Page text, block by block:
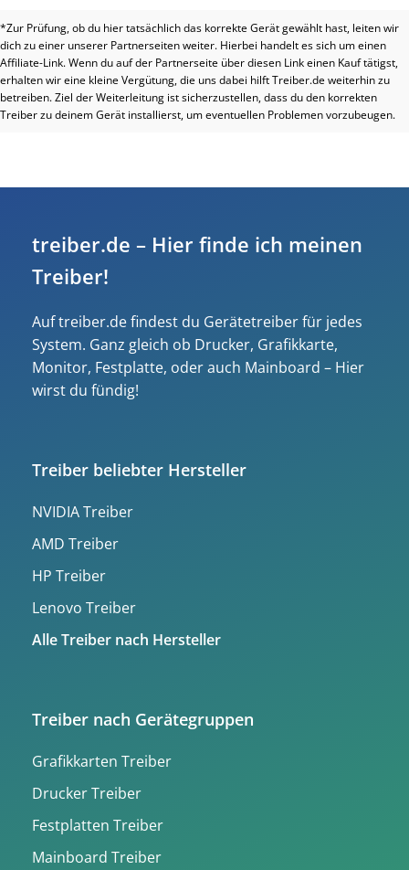
*Zur Prüfung, ob du hier tatsächlich das korrekte Gerät gewählt hast, leiten wir
dich zu einer unserer Partnerseiten weiter. Hierbei handelt es sich um einen
Affiliate-Link. Wenn du auf der Partnerseite über diesen Link einen Kauf tätigst,
erhalten wir eine kleine Vergütung, die uns dabei hilft Treiber.de weiterhin zu
betreiben. Ziel der Weiterleitung ist sicherzustellen, dass du den korrekten
Treiber zu deinem Gerät installierst, um eventuellen Problemen vorzubeugen.
treiber.de – Hier finde ich meinen
Treiber!
Auf treiber.de findest du Gerätetreiber für jedes
System. Ganz gleich ob Drucker, Grafikkarte,
Monitor, Festplatte, oder auch Mainboard – Hier
wirst du fündig!
Treiber beliebter Hersteller
NVIDIA Treiber
AMD Treiber
HP Treiber
Lenovo Treiber
Alle Treiber nach Hersteller
Treiber nach Gerätegruppen
Grafikkarten Treiber
Drucker Treiber
Festplatten Treiber
Mainboard Treiber